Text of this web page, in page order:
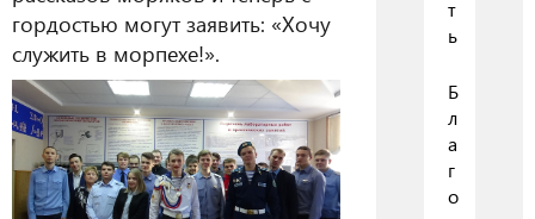
гордостью могут заявить: «Хочу
служить в морпехе!».
т
ь
Б
л
а
г
о